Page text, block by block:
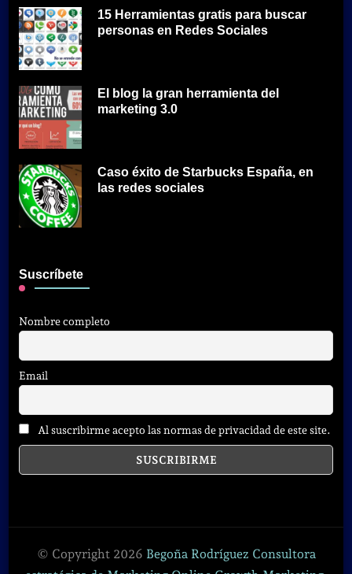
15 Herramientas gratis para buscar
personas en Redes Sociales
El blog la gran herramienta del
marketing 3.0
Caso éxito de Starbucks España, en
las redes sociales
Suscríbete
Nombre completo
Email
Al suscribirme acepto las normas de privacidad de este site.
© Copyright 2026 Begoña Rodríguez Consultora